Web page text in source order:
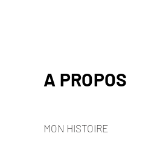
A PROPOS
MON HISTOIRE